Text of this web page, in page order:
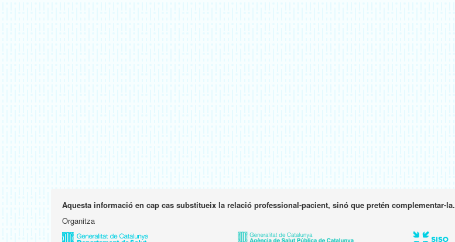
Aquesta informació en cap cas substitueix la relació professional-pacient, sinó que pretén complementar-la.
Organitza